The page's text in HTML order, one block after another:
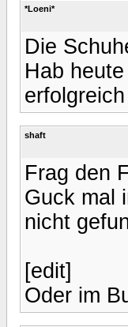
*Loeni*
Die
Hab
shaft
Frag den
Guck mal
nicht
[edit]
Oder im